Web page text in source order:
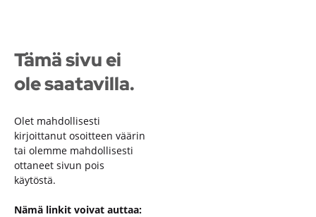
Tämä sivu ei
ole saatavilla.
Olet mahdollisesti
kirjoittanut osoitteen väärin
tai olemme mahdollisesti
ottaneet sivun pois
käytöstä.
Nämä linkit voivat auttaa: